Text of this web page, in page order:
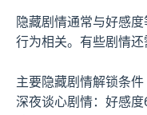
隐藏剧情通常与好感
行为相关。有些剧情还
主要隐藏剧情解锁条件
深夜谈心剧情：好感